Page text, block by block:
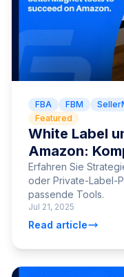
FBA FBM
Featured
White Label
Amazon:
Erfahren Sie
oder Private-Label-
passende Tools.
Jul 21, 2025
Read article